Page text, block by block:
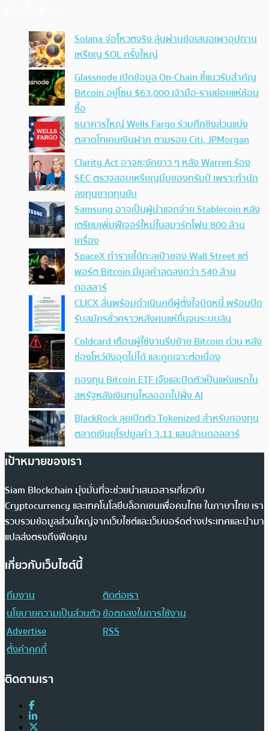
Solana จ่อโหวตจริง ลุ้นผ่านข้อเสนอเผาอุปทาน
เหรียญ SOL ครั้งใหญ่
Glassnode เปิดข้อมูล On-Chain ชี้แนวรับสำคัญ
Bitcoin อยู่โซน $63,000 เจ้ามือ-รายย่อยแห่ช้อน
ซื้อ
ธนาคารใหญ่ Wells Fargo ร่วมศึกชิงส่วนแบ่ง
ตลาดโทเคนเงินฝาก ตามรอย Citi, JPMorgan
Clarity Act อาจชะงักยาว ๆ หลัง Warren ร้อง
SEC ตรวจสอบเหรียญมีมของทรัมป์ เพราะทำนัก
ลงทุนขาดทุนยับ
Samsung อาจเป็นผู้นำแจกจ่าย Stablecoin หลัง
เตรียมเพิ่มฟีเจอร์ใหม่ในสมาร์ทโฟน 800 ล้าน
เครื่อง
SpaceX ทำรายได้ทะลุเป้าของ Wall Street แต่
พอร์ต Bitcoin มีมูลค่าลดลงกว่า 540 ล้าน
ดอลลาร์
CLICX ลั่นพร้อมดำเนินคดีผู้ตั้งใจบิดหนี้ พร้อมปิด
รับสมัครชั่วคราวหลังคนแห่ยื่นจนระบบล้น
Coldcard เตือนผู้ใช้งานรีบย้าย Bitcoin ด่วน หลัง
ช่องโหว่ยังอุดไม่ได้ และถูกเจาะต่อเนื่อง
กองทุน Bitcoin ETF เจ๊งและปิดตัวเป็นแห่งแรกใน
สหรัฐหลังเงินทุนไหลออกไปฝั่ง AI
BlackRock ลุยเปิดตัว Tokenized สำหรับกองทุน
ตลาดเงินยุโรปมูลค่า 3.11 แสนล้านดอลลาร์
เป้าหมายของเรา
Siam Blockchain มุ่งมั่นที่จะช่วยนำเสนอสารเกี่ยวกับ
Cryptocurrency และเทคโนโลยีบล็อกเชนเพื่อคนไทย ในภาษาไทย เรา
รวบรวมข้อมูลส่วนใหญ่จากเว็บไซต์และเว็บบอร์ดต่างประเทศและนำมา
แปลส่งตรงถึงฟีดคุณ
เกี่ยวกับเว็บไซต์นี้
ทีมงาน
ติดต่อเรา
นโยบายความเป็นส่วนตัวข้อตกลงในการใช้งาน
Advertise
RSS
ตั้งค่าคุกกี้
ติดตามเรา